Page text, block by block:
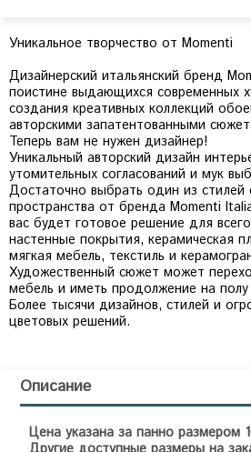
Уникальное творчество от Momenti
Дизайнерский итальянский бренд
поистине выдающихся современных
создания креативных коллекций
авторскими запатентованными
Теперь вам не нужен дизайнер!
Уникальный авторский дизайн
утомительных согласований и мук
Достаточно выбрать один из
пространства от бренда Momenti
вас будет готовое решение для
настенные покрытия, керамическая
мягкая мебель, текстиль и
Художественный сюжет может
мебель и иметь продолжение на
Более тысячи дизайнов, стилей и
цветовых решений.
Описание
Цена указана за панно размером